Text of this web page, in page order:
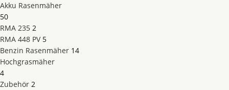
Akku Rasenmäher
50
RMA 235 2
RMA 448 PV 5
Benzin Rasenmäher 14
Hochgrasmäher
4
Zubehör 2